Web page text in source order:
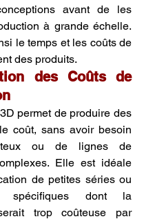
avant de les
à grande échelle.
le temps et les coûts de
des produits.
des Coûts de
permet de produire des
coût, sans avoir besoin
ou de lignes de
Elle est idéale
de petites séries ou
spécifiques dont la
trop coûteuse par